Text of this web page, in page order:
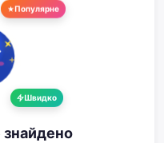
Популярне
Швидко